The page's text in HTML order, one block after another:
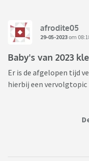
afrodite05
29-05-2023 om
Baby's van 2023
Er is de afgelopen tijd
hierbij een vervolgtopic
Wees welkom (ook als
schrijf hier gezellig
ervaringen etc. etc.
kijken: kraamvisite,